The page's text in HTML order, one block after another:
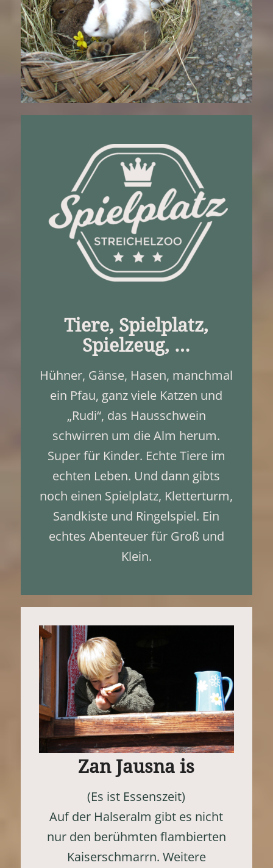
Tiere, Spielplatz,
Spielzeug, …
Hühner, Gänse, Hasen, manchmal
ein Pfau, ganz viele Katzen und
„Rudi“, das Hausschwein
schwirren um die Alm herum.
Super für Kinder. Echte Tiere im
echten Leben. Und dann gibts
noch einen Spielplatz, Kletterturm,
Sandkiste und Ringelspiel. Ein
echtes Abenteuer für Groß und
Klein.
Zan Jausna is
(Es ist Essenszeit)
Auf der Halseralm gibt es nicht
nur den berühmten flambierten
Kaiserschmarrn. Weitere